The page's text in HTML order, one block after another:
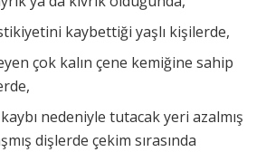
kaybettiği yaşlı kişilerde,
çok kalın çene kemiğine sahip
kaybı nedeniyle tutacak yeri azalmış
dişlerde çekim sırasında